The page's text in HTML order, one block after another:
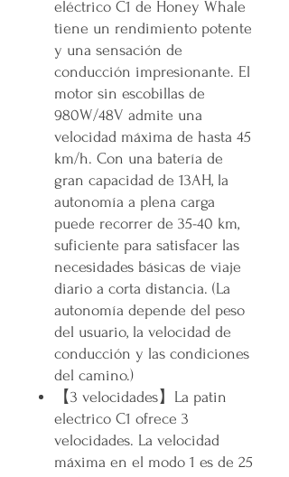
eléctrico C1 de Honey Whale
tiene un rendimiento potente
y una sensación de
conducción impresionante. El
motor sin escobillas de
980W/48V admite una
velocidad máxima de hasta 45
km/h. Con una batería de
gran capacidad de 13AH, la
autonomía a plena carga
puede recorrer de 35-40 km,
suficiente para satisfacer las
necesidades básicas de viaje
diario a corta distancia. (La
autonomía depende del peso
del usuario, la velocidad de
conducción y las condiciones
del camino.)
【3 velocidades】La patin
electrico C1 ofrece 3
velocidades. La velocidad
máxima en el modo 1 es de 25